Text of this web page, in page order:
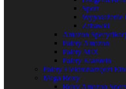
Sport
Zabawki
Amazon
Palety Amazon
Palety MIX
Palety Klarstein
Palety Elektronarzędzi
Mega Boxy
Boxy Amazon